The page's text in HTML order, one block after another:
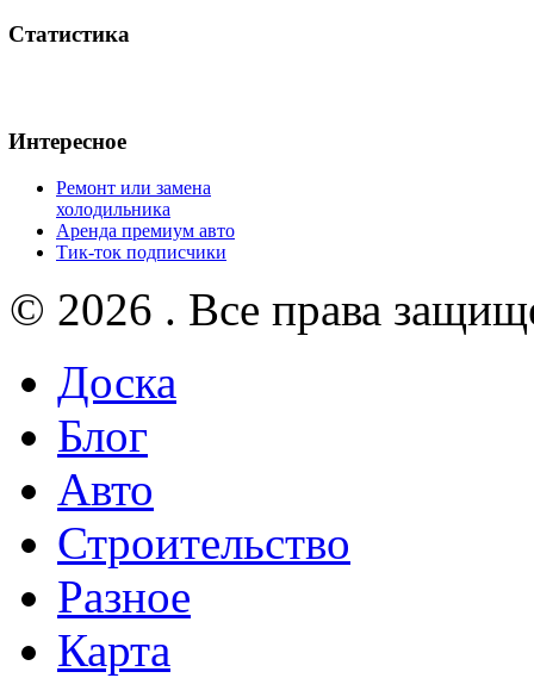
Статистика
Интересное
Ремонт или замена
холодильника
Аренда премиум авто
Тик-ток подписчики
© 2026 . Все права
Доска
Блог
Авто
Строительство
Разное
Карта